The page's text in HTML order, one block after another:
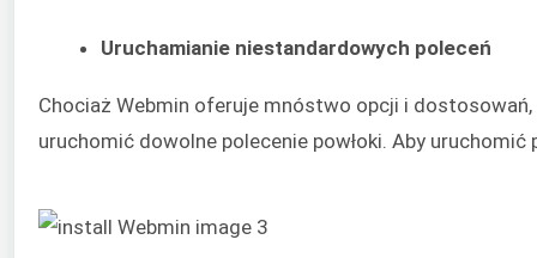
Uruchamianie niestandardowych poleceń
Chociaż Webmin oferuje mnóstwo opcji i
uruchomić dowolne polecenie powłoki. Aby